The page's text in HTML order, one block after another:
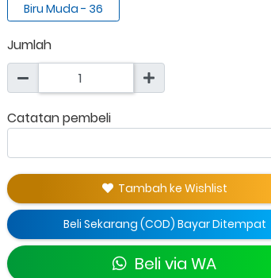
Biru Muda - 36
Jumlah
Catatan pembeli
Tambah ke Wishlist
Beli Sekarang (COD) Bayar Ditempat
Beli via WA